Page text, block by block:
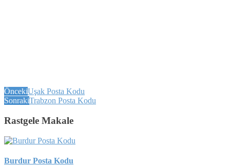
ÖncekiUşak Posta Kodu
SonrakiTrabzon Posta Kodu
Rastgele Makale
Burdur Posta Kodu